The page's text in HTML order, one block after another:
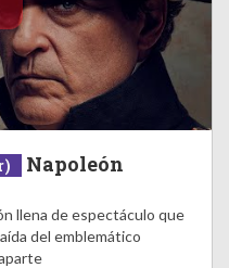
Napoleón
llena de espectáculo que
del emblemático